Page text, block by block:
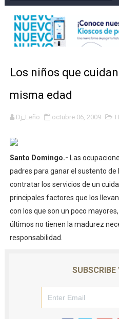
Nuevo Código Penal:
La nube sahariana
Tasa del dólar jueves 06
Indomet pronostica
Los niños que
misma edad
Dj_Leño octubre 06, 2009
Santo Domingo.- Las
padres para ganar el sustento
contratar los servicios de un
principales factores que los
con los que son un poco
últimos no tienen la madurez
responsabilidad.